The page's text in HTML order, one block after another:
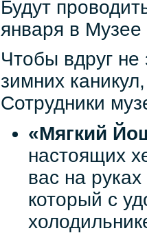
Будут
января в
Чтобы вдруг не
зимних
Сотрудники
«Мягкий
настоящих
вас на руках
который с